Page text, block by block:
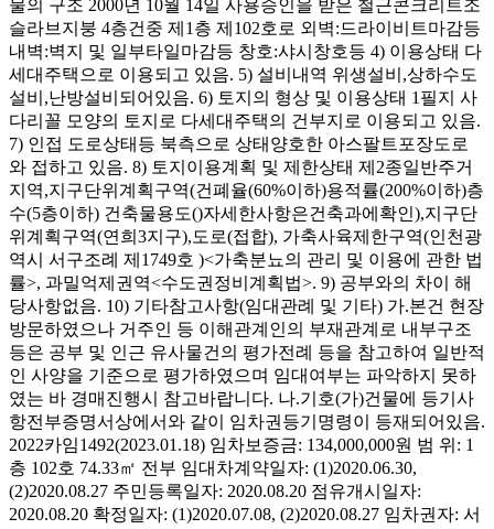
물의 구조 2000년 10월 14일 사용승인을 받은 철근콘크리트조
슬라브지붕 4층건중 제1층 제102호로 외벽:드라이비트마감등
내벽:벽지 및 일부타일마감등 창호:샤시창호등 4) 이용상태 다
세대주택으로 이용되고 있음. 5) 설비내역 위생설비,상하수도
설비,난방설비되어있음. 6) 토지의 형상 및 이용상태 1필지 사
다리꼴 모양의 토지로 다세대주택의 건부지로 이용되고 있음.
7) 인접 도로상태등 북측으로 상태양호한 아스팔트포장도로
와 접하고 있음. 8) 토지이용계획 및 제한상태 제2종일반주거
지역,지구단위계획구역(건폐율(60%이하)용적률(200%이하)층
수(5층이하) 건축물용도()자세한사항은건축과에확인),지구단
위계획구역(연희3지구),도로(접합), 가축사육제한구역(인천광
역시 서구조례 제1749호 )<가축분뇨의 관리 및 이용에 관한 법
률>, 과밀억제권역<수도권정비계획법>. 9) 공부와의 차이 해
당사항없음. 10) 기타참고사항(임대관례 및 기타) 가.본건 현장
방문하였으나 거주인 등 이해관계인의 부재관계로 내부구조
등은 공부 및 인근 유사물건의 평가전례 등을 참고하여 일반적
인 사양을 기준으로 평가하였으며 임대여부는 파악하지 못하
였는 바 경매진행시 참고바랍니다. 나.기호(가)건물에 등기사
항전부증명서상에서와 같이 임차권등기명령이 등재되어있음.
2022카임1492(2023.01.18) 임차보증금: 134,000,000원 범 위: 1
층 102호 74.33㎡ 전부 임대차계약일자: (1)2020.06.30,
(2)2020.08.27 주민등록일자: 2020.08.20 점유개시일자:
2020.08.20 확정일자: (1)2020.07.08, (2)2020.08.27 임차권자: 서